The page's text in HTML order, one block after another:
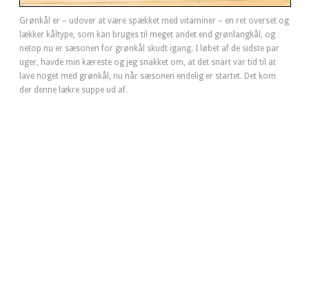
Grønkål er – udover at være spækket med vitaminer – en ret overset og
lækker kåltype, som kan bruges til meget andet end grønlangkål, og
netop nu er sæsonen for grønkål skudt igang. I løbet af de sidste par
uger, havde min kæreste og jeg snakket om, at det snart var tid til at
lave noget med grønkål, nu når sæsonen endelig er startet. Det kom
der denne lækre suppe ud af.